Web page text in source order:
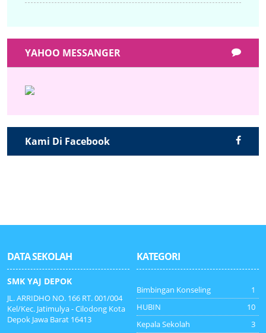
YAHOO MESSANGER
Kami Di Facebook
DATA SEKOLAH
SMK YAJ DEPOK
JL. ARRIDHO NO. 166 RT. 001/004
Kel/Kec. Jatimulya - Cilodong Kota
Depok Jawa Barat 16413
KATEGORI
Bimbingan Konseling
1
HUBIN
10
Kepala Sekolah
3